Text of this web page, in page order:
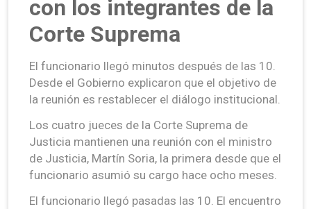
con los integrantes de la
Corte Suprema
El funcionario llegó minutos después de las 10.
Desde el Gobierno explicaron que el objetivo de
la reunión es restablecer el diálogo institucional.
Los cuatro jueces de la Corte Suprema de
Justicia mantienen una reunión con el ministro
de Justicia, Martín Soria, la primera desde que el
funcionario asumió su cargo hace ocho meses.
El funcionario llegó pasadas las 10. El encuentro